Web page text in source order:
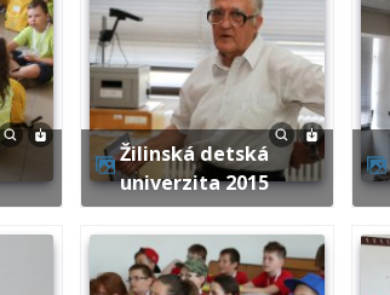
Žilinská detská
univerzita 2015